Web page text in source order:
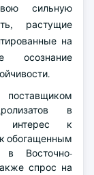
сильную
растущие
на
осознание
в
интерес к
обогащенным
в Восточно-
спрос на